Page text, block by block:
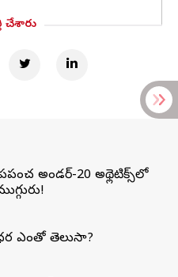
చేశారు
అండర్-20 అథ్లెటిక్స్‌లో
ధర ఎంతో తెలుసా?